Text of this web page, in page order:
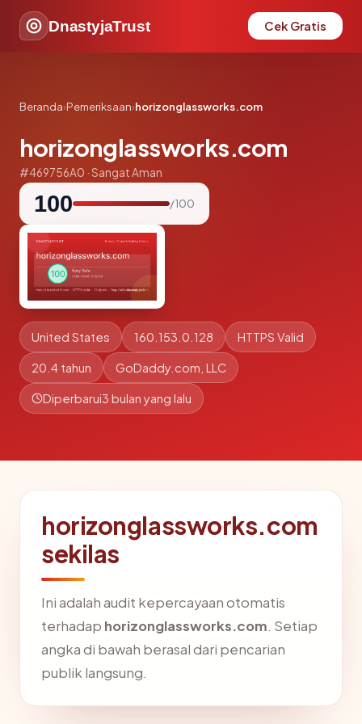
DnastyjaTrust Cek Gratis
Beranda›Pemeriksaan›horizonglassworks.com
horizonglassworks.com
#469756A0 · Sangat Aman
100 / 100
United States 160.153.0.128 HTTPS Valid
20.4 tahun GoDaddy.com, LLC
Diperbarui3 bulan yang lalu
horizonglassworks.com
sekilas
Ini adalah audit kepercayaan otomatis
terhadap horizonglassworks.com. Setiap
angka di bawah berasal dari pencarian
publik langsung.